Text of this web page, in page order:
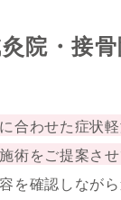
院・接
合わせた症状
術をご提案させ
を確認しなが